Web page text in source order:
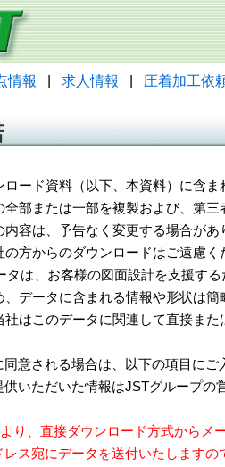
情報 求人情報 圧着加工依
ロード資料（以下、本資料）に含ま
全部または一部を複製および、第
内容は、予告なく変更する場合があ
の方からのダウンロードはご遠慮く
タは、お客様の図面設計を支援する
データに含まれる情報や形状は簡
はこのデータに関連して直接また
意される場合は、以下の項目にご
供いただいた情報はJSTグループの
り、直接ダウンロード方式からメ
レス宛にデータを送付いたします